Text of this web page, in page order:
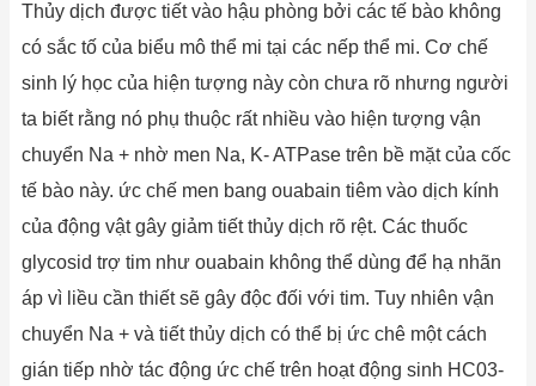
Thủy dịch được tiết vào hậu phòng bởi các tế bào không
có sắc tố của biểu mô thể mi tại các nếp thể mi. Cơ chế
sinh lý học của hiện tượng này còn chưa rõ nhưng người
ta biết rằng nó phụ thuộc rất nhiều vào hiện tượng vận
chuyển Na + nhờ men Na, K- ATPase trên bề mặt của cốc
tế bào này. ức chế men bang ouabain tiêm vào dịch kính
của động vật gây giảm tiết thủy dịch rõ rệt. Các thuốc
glycosid trợ tim như ouabain không thể dùng để hạ nhãn
áp vì liều cần thiết sẽ gây độc đối với tim. Tuy nhiên vận
chuyển Na + và tiết thủy dịch có thể bị ức chê một cách
gián tiếp nhờ tác động ức chế trên hoạt động sinh HC03-